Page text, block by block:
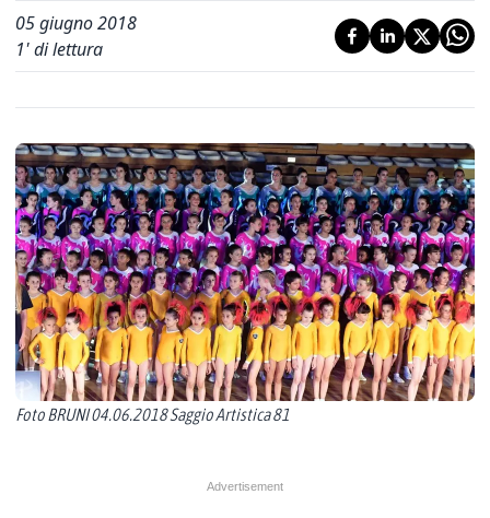
05 giugno 2018
1' di lettura
Foto BRUNI 04.06.2018 Saggio Artistica 81